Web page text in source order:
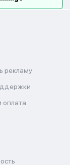
рекламу
оплата